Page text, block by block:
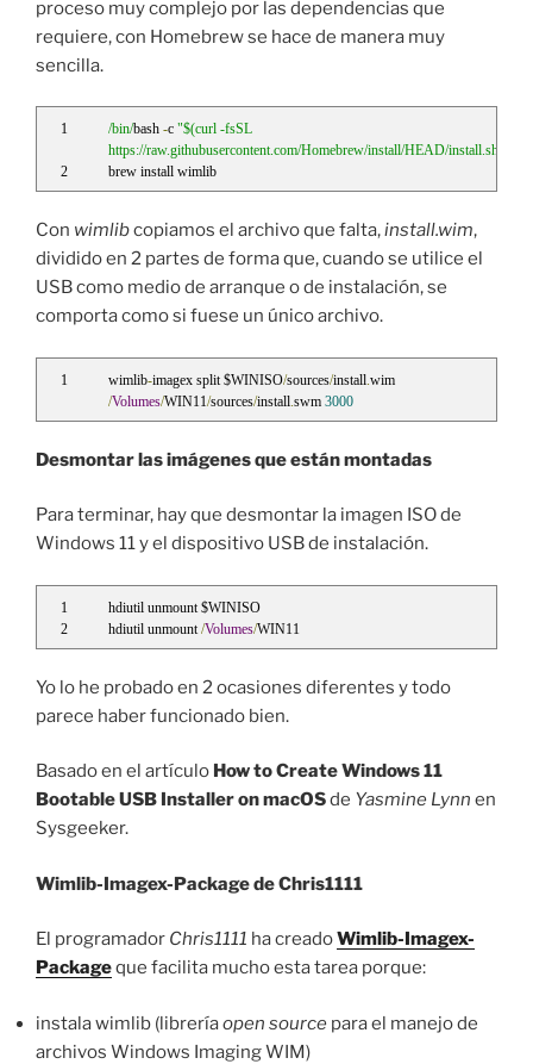
proceso muy complejo por las dependencias que
requiere, con Homebrew se hace de manera muy
sencilla.
/bin/bash -c "$(curl -fsSL
https://raw.githubusercontent.com/Homebrew/install/HEAD/install.sh)"
brew install wimlib
Con wimlibcopiamos el archivo que falta,install.wim,
dividido en 2 partes de forma que, cuando se utilice el
USB como medio de arranque o de instalación, se
comporta como si fuese un único archivo.
wimlib-imagex split $WINISO/sources/install
/Volumes/WIN11/sources/install swm 3000
Desmontar las imágenes que están montadas
Para terminar, hay que desmontar la imagen ISO de
Windows 11 y el dispositivo USB de instalación.
hdiutil unmount $WINISO
hdiutil unmount /Volumes/WIN11
Yo lo he probado en 2 ocasiones diferentes y todo
parece haber funcionado bien.
Basado en el artículo How to Create Windows 11
Bootable USB Installer on macOSde Yasmine Lynn en
Sysgeeker.
Wimlib-Imagex-Package de Chris1111
El programador Chris1111 ha creadoWimlib-Imagex-
Packageque facilita mucho esta tarea porque:
instala wimlib (libreríaopen source para el manejo de
archivos Windows Imaging WIM)